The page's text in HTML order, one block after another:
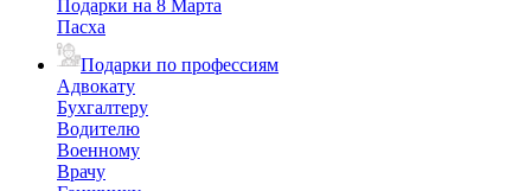
Подарки на 8 Марта
Пасха
Подарки по профессиям
Адвокату
Бухгалтеру
Водителю
Военному
Врачу